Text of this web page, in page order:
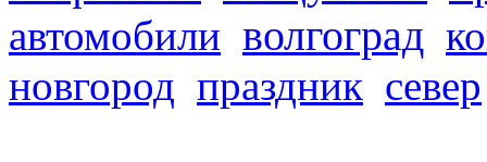
автомобили волгоград
новгород праздник север